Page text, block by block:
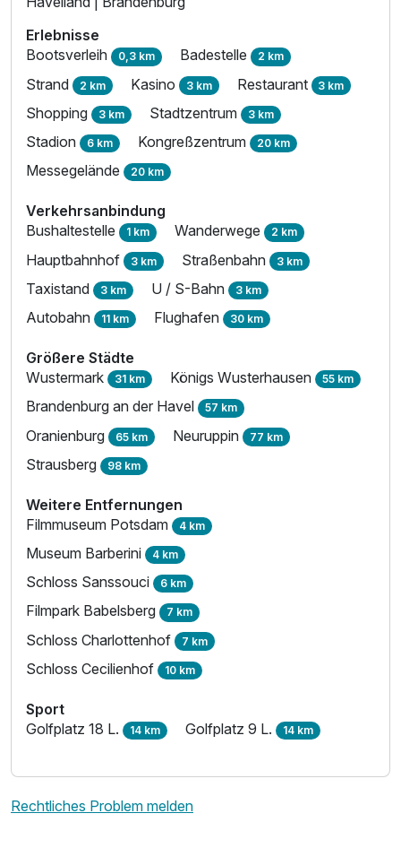
Erlebnisse
Bootsverleih 0,3 km Badestelle 2 km
Strand 2 km Kasino 3 km Restaurant 3 km
Shopping 3 km Stadtzentrum 3 km
Stadion 6 km Kongreßzentrum 20 km
Messegelände 20 km
Verkehrsanbindung
Bushaltestelle 1 km Wanderwege 2 km
Hauptbahnhof 3 km Straßenbahn 3 km
Taxistand 3 km U / S-Bahn 3 km
Autobahn 11 km Flughafen 30 km
Größere Städte
Wustermark 31 km Königs Wusterhausen 55 km
Brandenburg an der Havel 57 km
Oranienburg 65 km Neuruppin 77 km
Strausberg 98 km
Weitere Entfernungen
Filmmuseum Potsdam 4 km
Museum Barberini 4 km
Schloss Sanssouci 6 km
Filmpark Babelsberg 7 km
Schloss Charlottenhof 7 km
Schloss Cecilienhof 10 km
Sport
Golfplatz 18 L. 14 km Golfplatz 9 L. 14 km
Rechtliches Problem melden